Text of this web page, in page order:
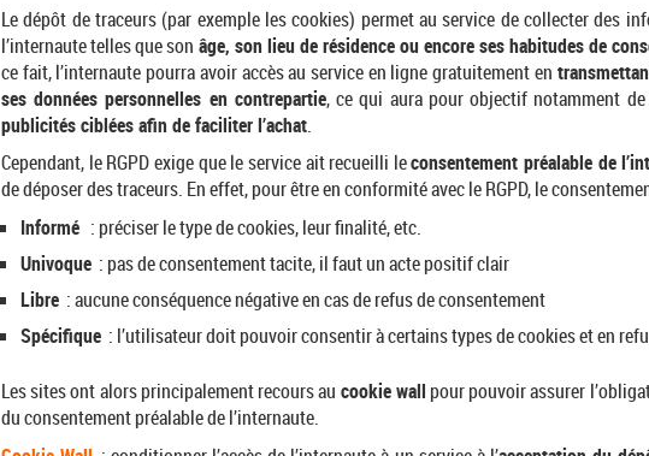
Le dépôt de traceurs (par exemple les cookies) permet au service de collecter des
l’internaute telles que son âge, son lieu de résidence ou encore ses habitudes de
ce fait, l’internaute pourra avoir accès au service en ligne gratuitement en
ses données personnelles en contrepartie, ce qui aura pour objectif notamment de
publicités ciblées afin de faciliter l’achat.
Cependant, le RGPD exige que le service ait recueilli leconsentement préalable de
de déposer des traceurs. En effet, pour être en conformité avec le RGPD, le
Informé : préciser le type de cookies, leur finalité, etc.
Univoque : pas de consentement tacite, il faut un acte positif clair
Libre : aucune conséquence négative en cas de refus de consentement
Spécifique : l’utilisateur doit pouvoir consentir à certains types de cookies et en
Les sites ont alors principalement recours au cookie wall pour pouvoir assurer
du consentement préalable de l’internaute.